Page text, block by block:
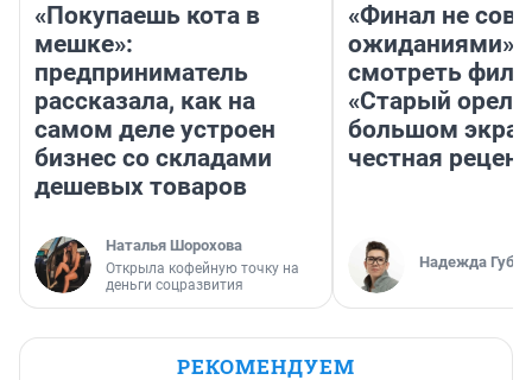
«Покупаешь кота в
мешке»:
предприниматель
рассказала, как на
самом деле устроен
бизнес со складами
дешевых товаров
Наталья Шорохова
Открыла кофейную точку на
деньги соцразвития
«Финал не
ожиданиями»:
смотреть
«Старый орел»
большом
честная
Надежда
РЕКОМЕНДУЕМ